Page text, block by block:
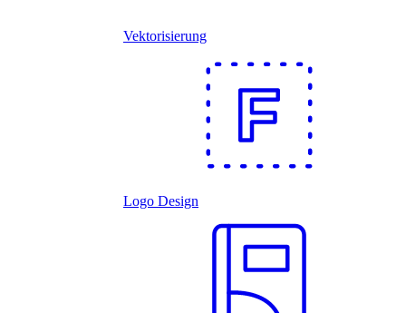
Vektorisierung
Logo Design